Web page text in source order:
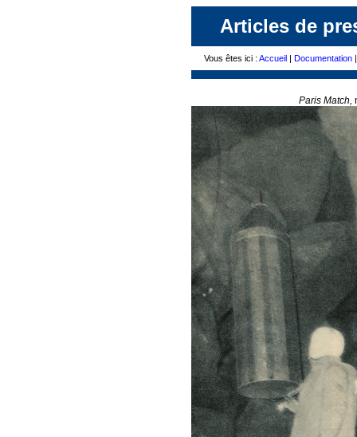
Articles de
Vous êtes ici : Accueil| Documentation|
Paris Match,